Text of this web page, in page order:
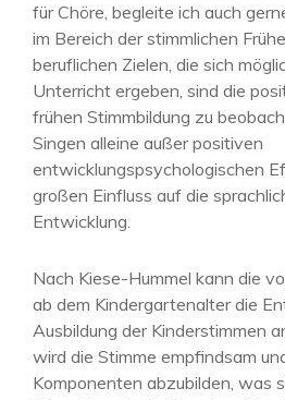
für Chöre, begleite ich auch
im Bereich der stimmlichen
beruflichen Zielen, die sich
Unterricht ergeben, sind die
frühen Stimmbildung zu
Singen alleine außer positiven
entwicklungspsychologischen
großen Einfluss auf die
Entwicklung.
Nach Kiese-Hummel kann die
ab dem Kindergartenalter die
Ausbildung der Kinderstimmen
wird die Stimme empfindsam
Komponenten abzubilden, was